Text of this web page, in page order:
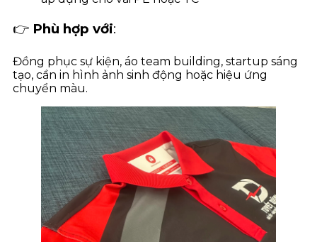
👉 Phù hợp với:
Đồng phục sự kiện, áo team building, startup sáng
tạo, cần in hình ảnh sinh động hoặc hiệu ứng
chuyển màu.